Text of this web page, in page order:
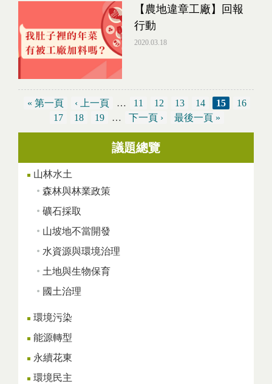
【農地違章工廠】回報
行動
2020.03.18
« 第一頁 ‹ 上一頁 … 11 12 13 14 15
16
17
18 19 … 下一頁 › 最後一頁 »
議題總覽
山林水土
森林與林業政策
礦石採取
山坡地不當開發
水資源與環境治理
土地與生物保育
國土治理
環境污染
能源轉型
永續花東
環境民主